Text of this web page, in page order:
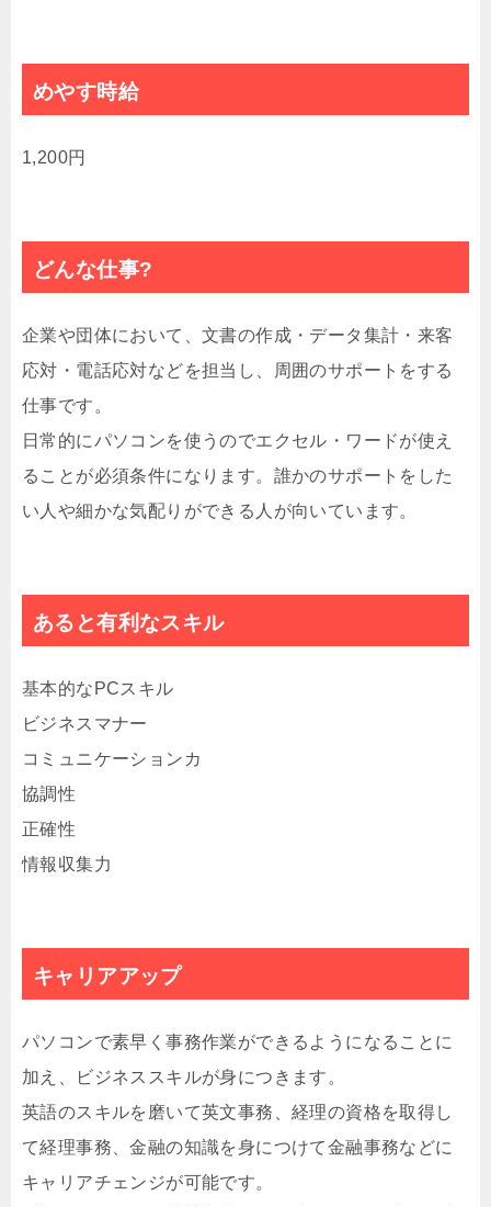
めやす時給
1,200円
どんな仕事?
企業や団体において、文書の作成・データ集計・来客
応対・電話応対などを担当し、周囲のサポートをする
仕事です。
日常的にパソコンを使うのでエクセル・ワードが使え
ることが必須条件になります。誰かのサポートをした
い人や細かな気配りができる人が向いています。
あると有利なスキル
基本的なPCスキル
ビジネスマナー
コミュニケーションカ
協調性
正確性
情報収集力
キャリアアップ
パソコンで素早く事務作業ができるようになることに
加え、ビジネススキルが身につきます。
英語のスキルを磨いて英文事務、経理の資格を取得し
て経理事務、金融の知識を身につけて金融事務などに
キャリアチェンジが可能です。